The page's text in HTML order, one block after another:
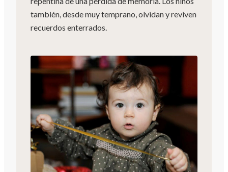
también, desde muy temprano, olvidan y reviven
recuerdos enterrados.